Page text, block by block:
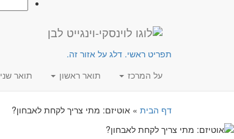
תפריט ראשי. דלג על אזור זה.
על המרכז
תואר ראשון תואר שני
דף הבית » אוטיזם: מתי צריך לקחת לאבחון?